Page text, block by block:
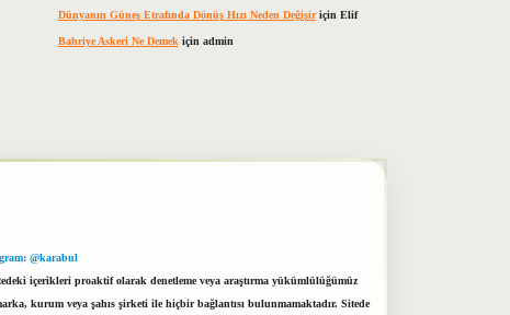
Dünyanın Güneş Etrafında Dönüş Hızı Neden Değişiriçin Elif
Bahriye Askeri Ne Demek için admin
@karabul
içerikleri proaktif olarak denetleme veya araştırma yükümlülüğümüz
kurum veya şahıs şirketi ile hiçbir bağlantısı bulunmamaktadır. Sitede